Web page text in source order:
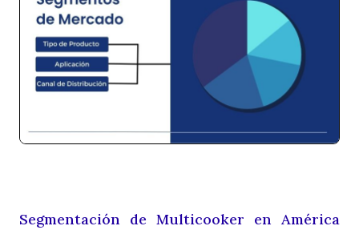
Segmentación de Multicooker en América